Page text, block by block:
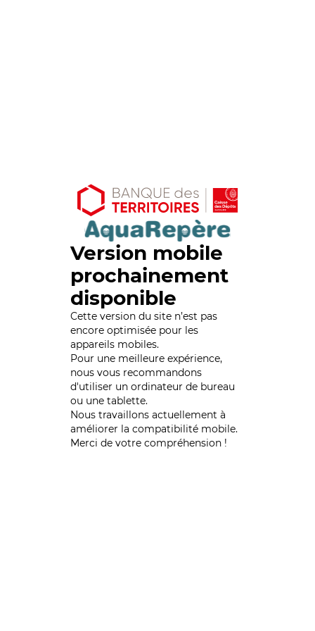
Version mobile
prochainement
disponible
Cette version du site n’est pas
encore optimisée pour les
appareils mobiles.
Pour une meilleure expérience,
nous vous recommandons
d'utiliser un ordinateur de bureau
ou une tablette.
Nous travaillons actuellement à
améliorer la compatibilité mobile.
Merci de votre compréhension !